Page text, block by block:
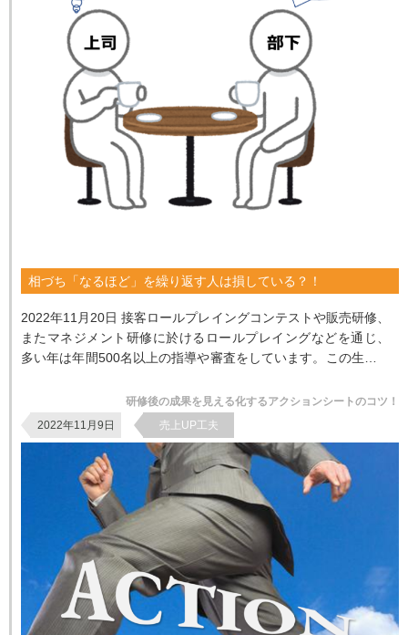
相づち「なるほど」を繰り返す人は損している？！
2022年11月20日 接客ロールプレイングコンテストや販売研修、
またマネジメント研修に於けるロールプレイングなどを通じ、
多い年は年間500名以上の指導や審査をしています。この生活を
研修後の成果を見える化するアクションシートのコツ！
2022年11月9日
売上UP工夫